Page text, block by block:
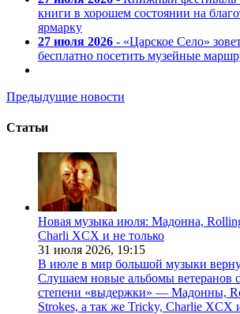
книги в хорошем состоянии на
ярмарку
27 июля 2026 - «Царское Село»
бесплатно посетить музейные
Предыдущие новости
Статьи
Новая музыка июля: Мадонна,
Charli XCX и не только
31 июля 2026, 19:15
В июле в мир большой музыки
Слушаем новые альбомы ветеранов
степени «выдержки» — Мадонны,
Strokes, а так же Tricky, Charlie XCX